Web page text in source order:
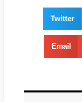
Twitter
Email